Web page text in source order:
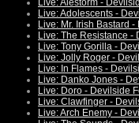
Live: Alestorm -
Live: Adolescents -
Live: Mr. Irish Bastard
Live: The Resistance -
Live: Tony Gorilla -
Live: Jolly Roger -
Live: In Flames -
Live: Danko Jones -
Live: Doro - Devilside
Live: Clawfinger -
Live: Arch Enemy -